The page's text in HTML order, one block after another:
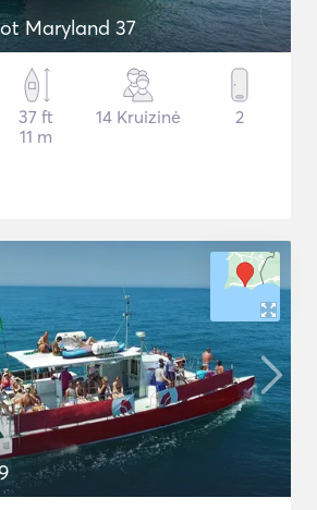
Maryland 37
37 ft
11 m
14 Kruizinė 2